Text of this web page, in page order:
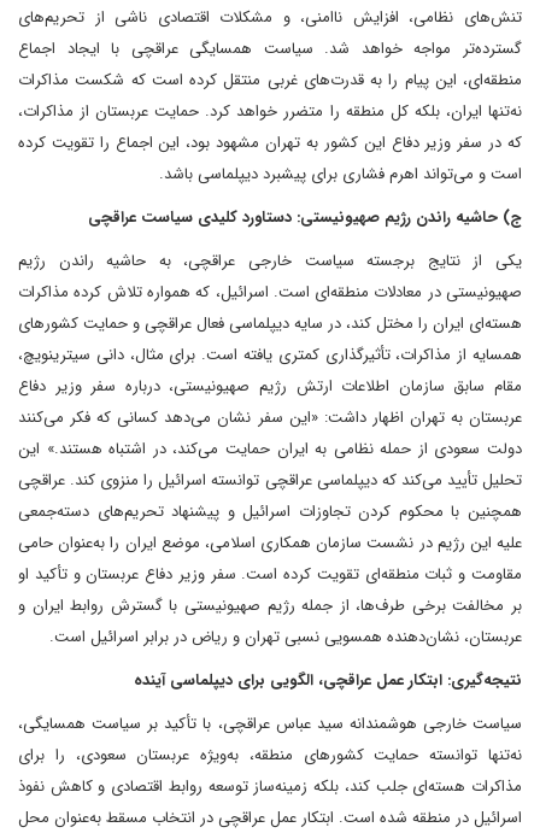
تنش‌های نظامی، افزایش ناامنی، و مشکلات اقتصادی ناشی از تحریم‌های
گسترده‌تر مواجه خواهد شد. سیاست همسایگی عراقچی با ایجاد اجماع
منطقه‌ای، این پیام را به قدرت‌های غربی منتقل کرده است که شکست مذاکرات
نه‌تنها ایران، بلکه کل منطقه را متضرر خواهد کرد. حمایت عربستان از مذاکرات،
که در سفر وزیر دفاع این کشور به تهران مشهود بود، این اجماع را تقویت کرده
است و می‌تواند اهرم فشاری برای پیشبرد دیپلماسی باشد.
ج) حاشیه ‌راندن رژیم صهیونیستی: دستاورد کلیدی سیاست عراقچی
یکی از نتایج برجسته سیاست خارجی عراقچی، به حاشیه راندن رژیم
صهیونیستی در معادلات منطقه‌ای است. اسرائیل، که همواره تلاش کرده مذاکرات
هسته‌ای ایران را مختل کند، در سایه دیپلماسی فعال عراقچی و حمایت کشورهای
همسایه از مذاکرات، تأثیرگذاری کمتری یافته است. برای مثال، دانی سیترینویچ،
مقام سابق سازمان اطلاعات ارتش رژیم صهیونیستی، درباره سفر وزیر دفاع
عربستان به تهران اظهار داشت: «این سفر نشان می‌دهد کسانی که فکر می‌کنند
دولت سعودی از حمله نظامی به ایران حمایت می‌کند، در اشتباه هستند.» این
تحلیل تأیید می‌کند که دیپلماسی عراقچی توانسته اسرائیل را منزوی کند. عراقچی
همچنین با محکوم کردن تجاوزات اسرائیل و پیشنهاد تحریم‌های دسته‌جمعی
علیه این رژیم در نشست سازمان همکاری اسلامی، موضع ایران را به‌عنوان حامی
مقاومت و ثبات منطقه‌ای تقویت کرده است. سفر وزیر دفاع عربستان و تأکید او
بر مخالفت برخی طرف‌ها، از جمله رژیم صهیونیستی با گسترش روابط ایران و
عربستان، نشان‌دهنده همسویی نسبی تهران و ریاض در برابر اسرائیل است.
نتیجه‌گیری: ابتکار عمل عراقچی، الگویی برای دیپلماسی آینده
سیاست خارجی هوشمندانه سید عباس عراقچی، با تأکید بر سیاست همسایگی،
نه‌تنها توانسته حمایت کشورهای منطقه، به‌ویژه عربستان سعودی، را برای
مذاکرات هسته‌ای جلب کند، بلکه زمینه‌ساز توسعه روابط اقتصادی و کاهش نفوذ
اسرائیل در منطقه شده است. ابتکار عمل عراقچی در انتخاب مسقط به‌عنوان محل